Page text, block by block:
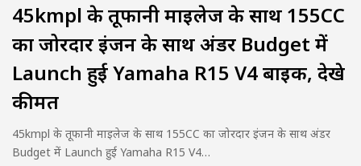
45kmpl के तूफानी माइलेज के साथ 155CC
का जोरदार इंजन के साथ अंडर Budget में
Launch हुई Yamaha R15 V4 बाइक, देखे
कीमत
45kmpl के तूफानी माइलेज के साथ 155CC का जोरदार इंजन के साथ अंडर
Budget में Launch हुई Yamaha R15 V4…